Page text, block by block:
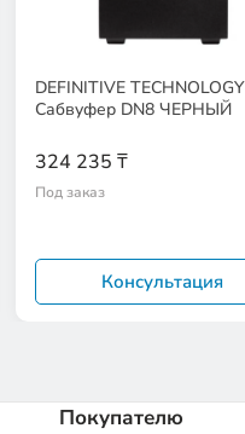
DEFINITIVE TECHNOLOGY
Сабвуфер DN8 ЧЕРНЫЙ
324 235 ₸
Под заказ
Консультация
Покупателю